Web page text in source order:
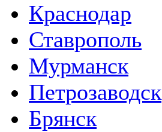
Краснодар
Ставрополь
Мурманск
Петрозаводск
Брянск